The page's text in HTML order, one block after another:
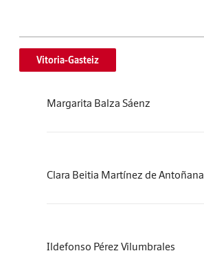
Vitoria-Gasteiz
Margarita Balza Sáenz
Clara Beitia Martínez de Antoñana
Ildefonso Pérez Vilumbrales